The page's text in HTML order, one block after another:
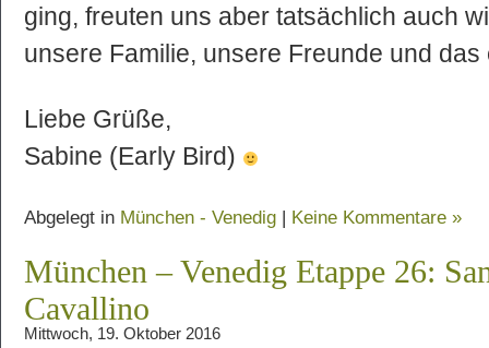
ging, freuten uns aber tatsächlich auch
unsere Familie, unsere Freunde und
Liebe Grüße,
Sabine (Early Bird)
Abgelegt in München - Venedig | Keine Kommentare »
München – Venedig Etappe 26:
Cavallino
Mittwoch, 19. Oktober 2016